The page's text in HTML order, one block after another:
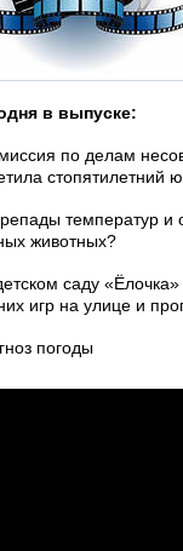
в выпуске:
по делам
стопятилетний
температур и
животных?
саду
игр на улице и
погоды